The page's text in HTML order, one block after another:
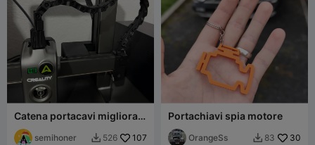
Catena portacavi migliorata
con campana per estrusore
per Creality Hi!
semihoner  526 107
Portachiavi spia motore
OrangeSs  83 30